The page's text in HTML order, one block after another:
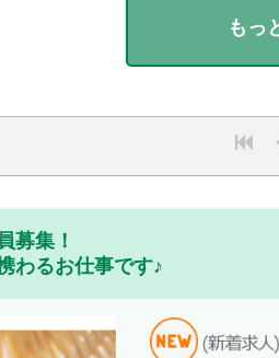
もっ
募集！
わるお仕事です♪